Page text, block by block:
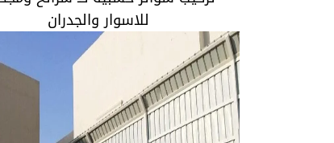
للاسوار والجدران